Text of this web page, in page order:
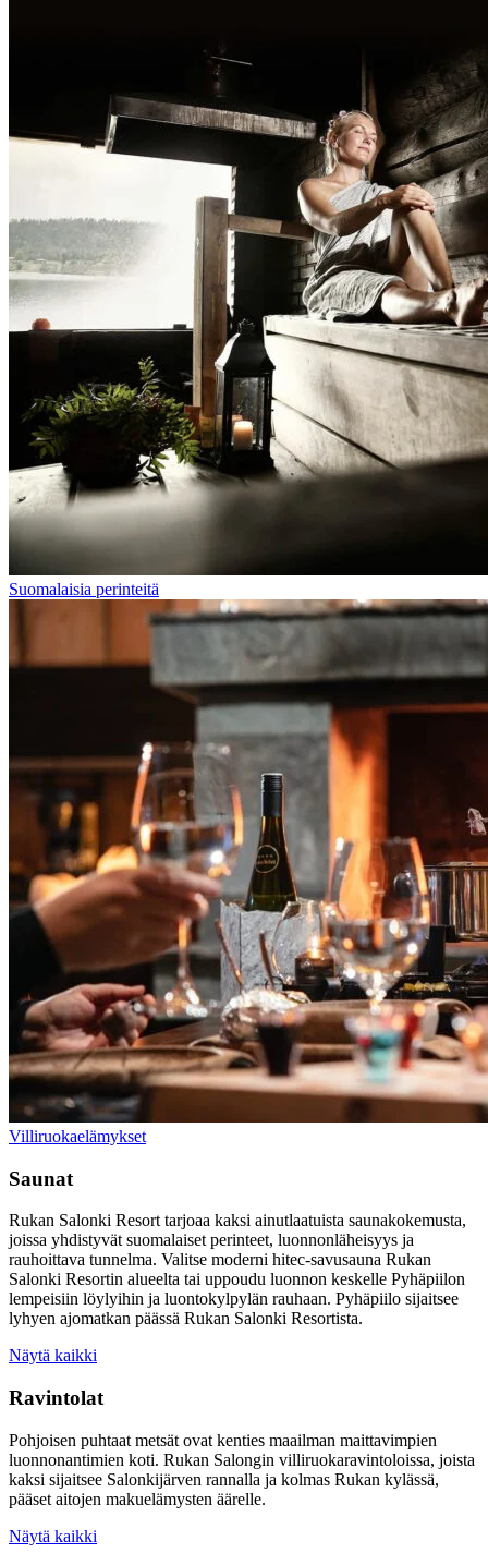
Suomalaisia perinteitä
Villiruokaelämykset
Saunat
Rukan Salonki Resort tarjoaa kaksi ainutlaatuista saunakokemusta,
joissa yhdistyvät suomalaiset perinteet, luonnonläheisyys ja
rauhoittava tunnelma. Valitse moderni hitec-savusauna Rukan
Salonki Resortin alueelta tai uppoudu luonnon keskelle Pyhäpiilon
lempeisiin löylyihin ja luontokylpylän rauhaan. Pyhäpiilo sijaitsee
lyhyen ajomatkan päässä Rukan Salonki Resortista.
Näytä kaikki
Ravintolat
Pohjoisen puhtaat metsät ovat kenties maailman maittavimpien
luonnonantimien koti. Rukan Salongin villiruokaravintoloissa, joista
kaksi sijaitsee Salonkijärven rannalla ja kolmas Rukan kylässä,
pääset aitojen makuelämysten äärelle.
Näytä kaikki